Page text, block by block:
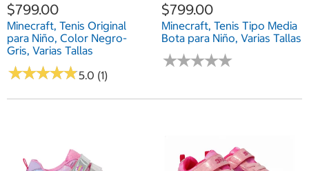
$799.00
Minecraft, Tenis Original
para Niño, Color Negro-
Gris, Varias Tallas
★★★★★
★★★★★5.0 (1)
$799.00
Minecraft, Tenis Tipo Media
Bota para Niño, Varias Tallas
★★★★★
★★★★★